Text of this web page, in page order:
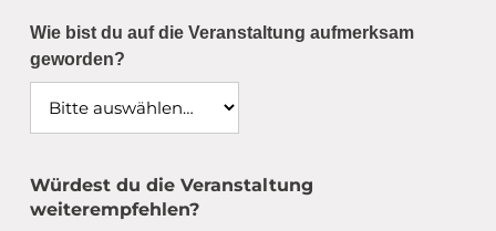
Wie bist du auf die Veranstaltung aufmerksam
geworden?
Würdest du die Veranstaltung
weiterempfehlen?